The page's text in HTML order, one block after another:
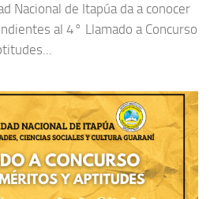
Nacional de Itapúa da a conocer
al 4° Llamado a Concurso